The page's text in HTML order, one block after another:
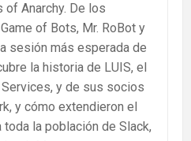
of Anarchy. De los
of Bots, Mr. RoBot y
sesión más esperada de
la historia de LUIS, el
y de sus socios
y cómo extendieron el
la población de Slack,